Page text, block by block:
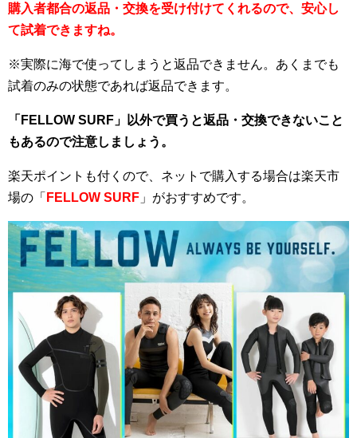
購入者都合の返品・交換を受け付けてくれるので、安心し
て試着できますね。
※実際に海で使ってしまうと返品できません。あくまでも
試着のみの状態であれば返品できます。
「FELLOW SURF」以外で買うと返品・交換できないこと
もあるので注意しましょう。
楽天ポイントも付くので、ネットで購入する場合は楽天市
場の「 FELLOW SURF 」がおすすめです。